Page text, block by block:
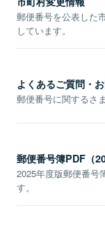
郵便番号を公表した
しています。
よくあるご質問・
郵便番号に関するさ
郵便番号簿PDF（
2025年度版郵便番号
す。